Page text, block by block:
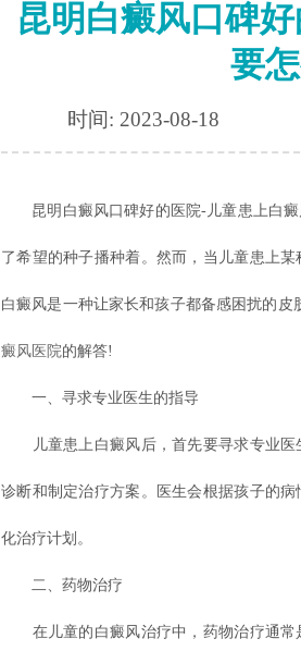
昆明白癜风口碑
要
时间: 2023-08-18
昆明白癜风口碑好的医院-儿童患上白
了希望的种子播种着。然而，当儿童患上
白癜风是一种让家长和孩子都备感困扰的
癜风医院的解答!
一、寻求专业医生的指导
儿童患上白癜风后，首先要寻求专业医
诊断和制定治疗方案。医生会根据孩子的
化治疗计划。
二、药物治疗
在儿童的白癜风治疗中，药物治疗通常